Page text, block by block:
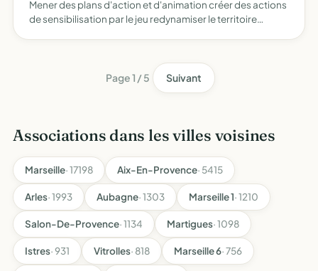
Mener des plans d'action et d'animation créer des actions
de sensibilisation par le jeu redynamiser le territoire
Page 1 / 5 Suivant
Associations dans les villes voisines
Marseille· 17198 Aix-En-Provence· 5415
Arles· 1993 Aubagne· 1303 Marseille 1· 1210
Salon-De-Provence· 1134 Martigues· 1098
Istres· 931 Vitrolles· 818 Marseille 6· 756